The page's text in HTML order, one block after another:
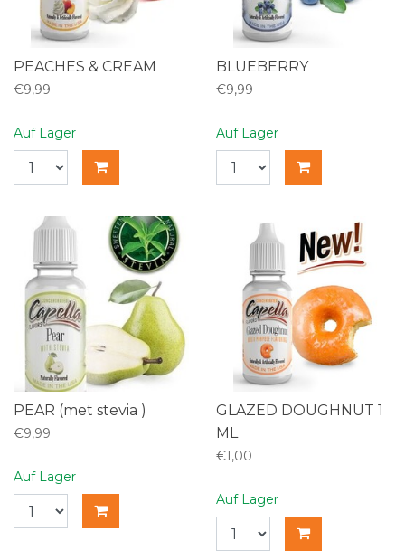
PEACHES & CREAM
€9,99
Auf Lager
BLUEBERRY
€9,99
Auf Lager
PEAR (met stevia )
€9,99
Auf Lager
GLAZED DOUGHNUT 1
ML
€1,00
Auf Lager